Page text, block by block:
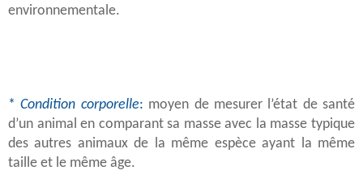
environnementale.
* Condition corporelle: moyen de mesurer l’état de santé
d’un animal en comparant sa masse avec la masse typique
des autres animaux de la même espèce ayant la même
taille et le même âge.